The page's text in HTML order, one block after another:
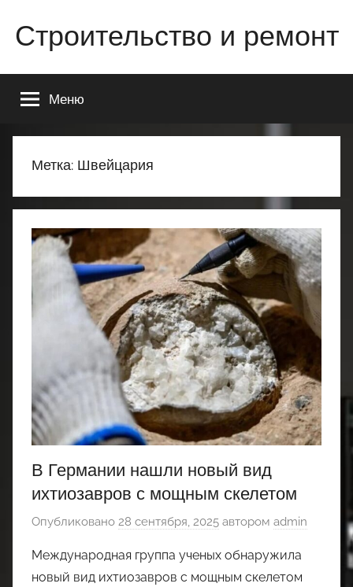
содержимому
Строительство и ремонт
строительстве
ремонте
Вашего
или
Меню
Метка: Швейцария
В Германии нашли новый вид
ихтиозавров с мощным скелетом
Опубликовано 28 сентября, 2025 автором admin
Международная группа ученых обнаружила
новый вид ихтиозавров с мощным скелетом